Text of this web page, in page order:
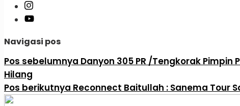
Navigasi pos
Pos sebelumnya Danyon 305 PR /Tengkorak
Hilang
Pos berikutnya Reconnect Baitullah : Sanema Tour